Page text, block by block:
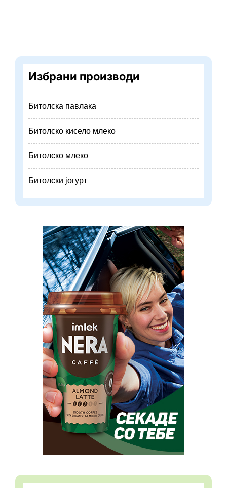
Избрани производи
Битолска павлака
Битолско кисело млеко
Битолско млеко
Битолски јогурт